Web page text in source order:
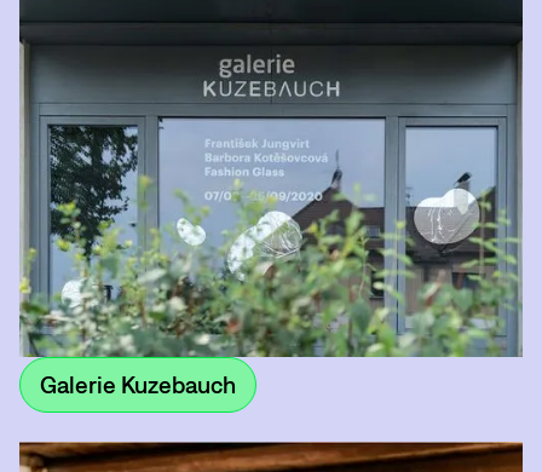
Galerie Kuzebauch